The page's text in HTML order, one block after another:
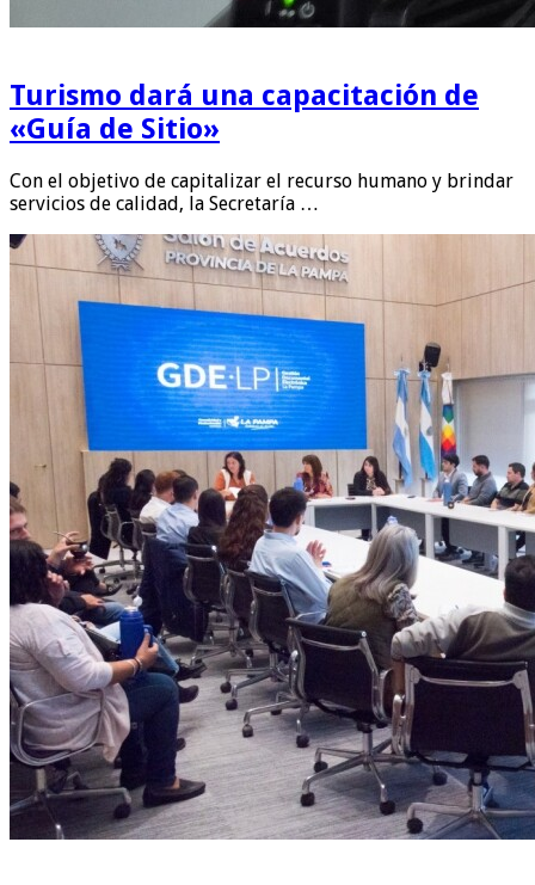
Turismo dará una capacitación de
«Guía de Sitio»
Con el objetivo de capitalizar el recurso humano y brindar
servicios de calidad, la Secretaría …